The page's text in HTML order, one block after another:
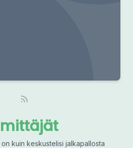
kuin keskustelisi jalkapallosta